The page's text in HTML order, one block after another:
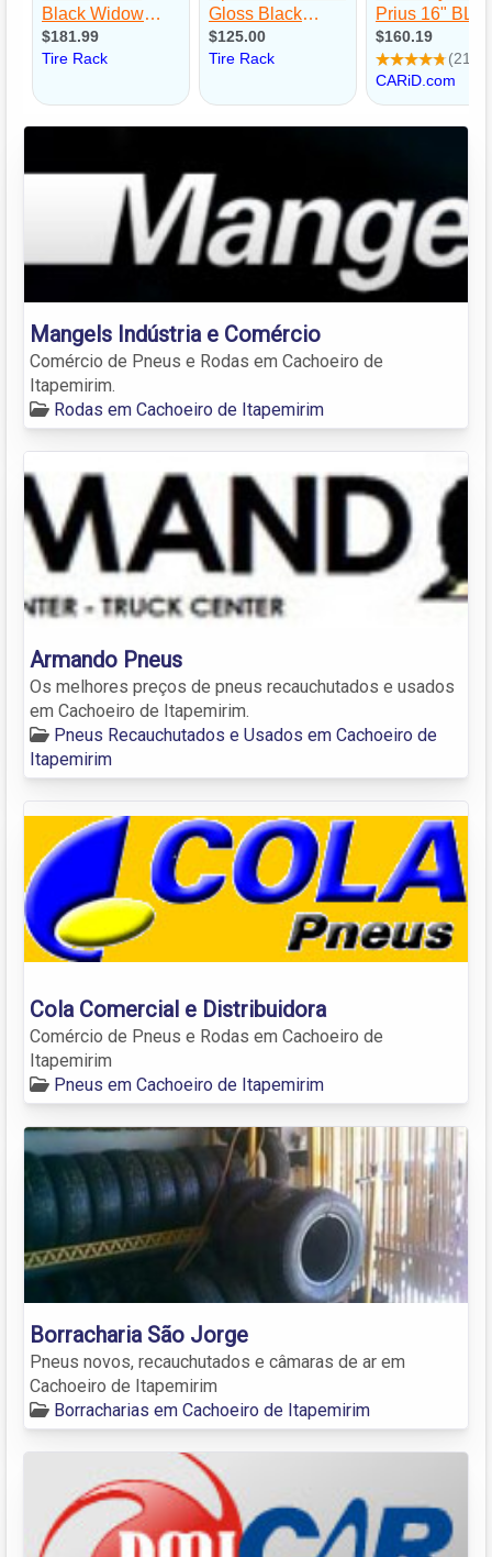
Mangels Indústria e Comércio
Comércio de Pneus e Rodas em Cachoeiro de
Itapemirim.
Rodas em Cachoeiro de Itapemirim
Armando Pneus
Os melhores preços de pneus recauchutados e usados
em Cachoeiro de Itapemirim.
Pneus Recauchutados e Usados em Cachoeiro de
Itapemirim
Cola Comercial e Distribuidora
Comércio de Pneus e Rodas em Cachoeiro de
Itapemirim
Pneus em Cachoeiro de Itapemirim
Borracharia São Jorge
Pneus novos, recauchutados e câmaras de ar em
Cachoeiro de Itapemirim
Borracharias em Cachoeiro de Itapemirim